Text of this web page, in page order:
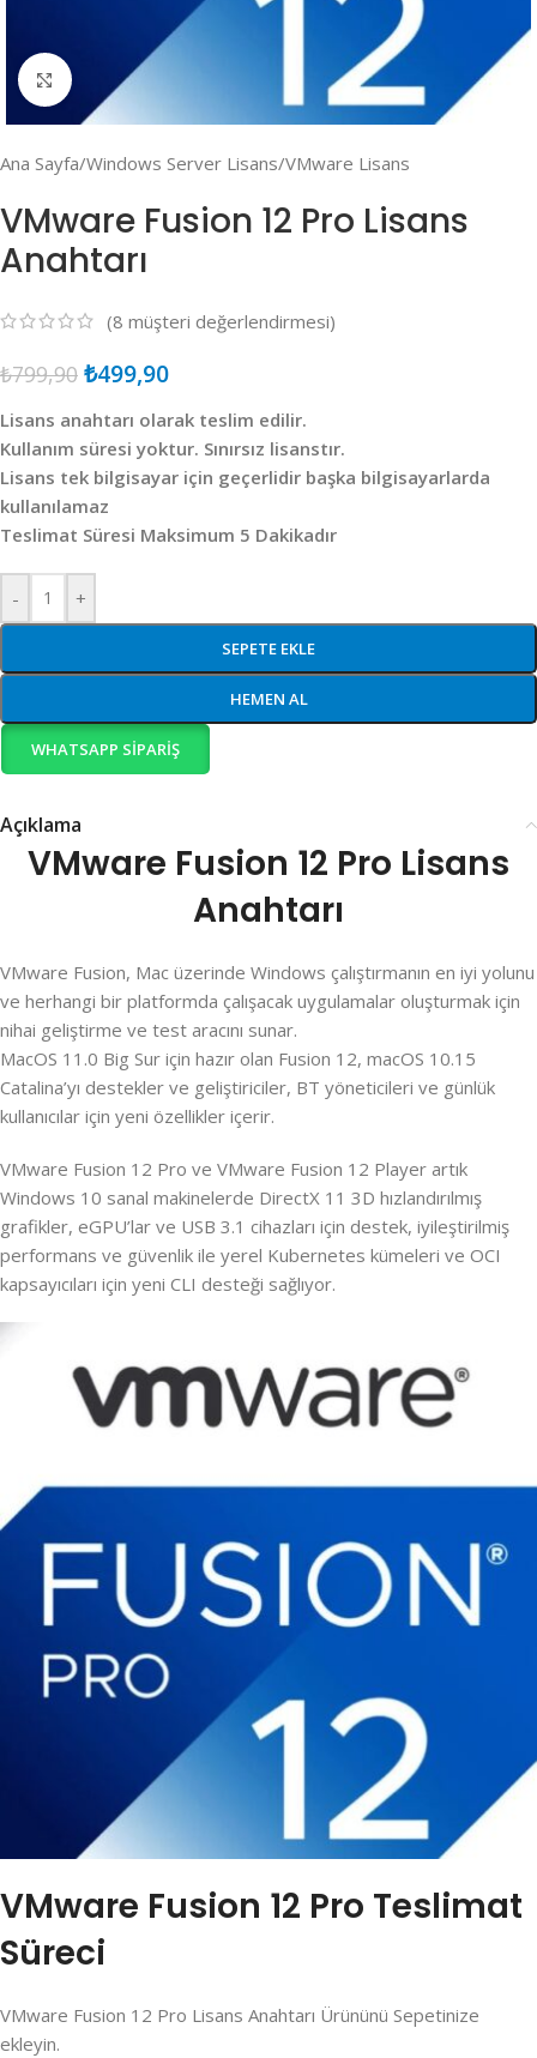
Click to enlarge
Ana Sayfa/Windows Server Lisans/VMware Lisans
VMware Fusion 12 Pro Lisans
Anahtarı
(8 müşteri değerlendirmesi)
₺799,90 ₺499,90
Lisans anahtarı olarak teslim edilir.
Kullanım süresi yoktur. Sınırsız lisanstır.
Lisans tek bilgisayar için geçerlidir başka bilgisayarlarda
kullanılamaz
Teslimat Süresi Maksimum 5 Dakikadır
- +
SEPETE EKLE
HEMEN AL
WHATSAPP SIPARIŞ
Açıklama
VMware Fusion 12 Pro Lisans
Anahtarı
VMware Fusion, Mac üzerinde Windows çalıştırmanın en iyi yolunu
ve herhangi bir platformda çalışacak uygulamalar oluşturmak için
nihai geliştirme ve test aracını sunar.
MacOS 11.0 Big Sur için hazır olan Fusion 12, macOS 10.15
Catalina’yı destekler ve geliştiriciler, BT yöneticileri ve günlük
kullanıcılar için yeni özellikler içerir.
VMware Fusion 12 Pro ve VMware Fusion 12 Player artık
Windows 10 sanal makinelerde DirectX 11 3D hızlandırılmış
grafikler, eGPU’lar ve USB 3.1 cihazları için destek, iyileştirilmiş
performans ve güvenlik ile yerel Kubernetes kümeleri ve OCI
kapsayıcıları için yeni CLI desteği sağlıyor.
VMware Fusion 12 Pro Teslimat
Süreci
VMware Fusion 12 Pro Lisans Anahtarı Ürününü Sepetinize
ekleyin.